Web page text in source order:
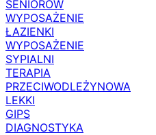
SENIORÓW
WYPOSAŻENIE
ŁAZIENKI
WYPOSAŻENIE
SYPIALNI
TERAPIA
PRZECIWODLEŻYNOWA
LEKKI
GIPS
DIAGNOSTYKA